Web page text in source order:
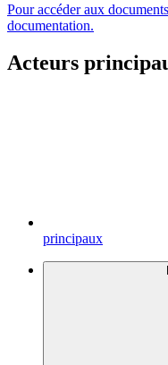
Pour accéder aux
documentation.
Acteurs
principaux